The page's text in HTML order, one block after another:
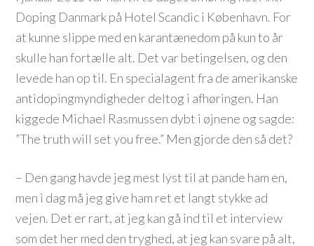
Doping Danmark på Hotel Scandic i København. For
at kunne slippe med en karantænedom på kun to år
skulle han fortælle alt. Det var betingelsen, og den
levede han op til. En specialagent fra de amerikanske
antidopingmyndigheder deltog i afhøringen. Han
kiggede Michael Rasmussen dybt i øjnene og sagde:
”The truth will set you free.” Men gjorde den så det?
– Den gang havde jeg mest lyst til at pande ham en,
men i dag må jeg give ham ret et langt stykke ad
vejen. Det er rart, at jeg kan gå ind til et interview
som det her med den tryghed, at jeg kan svare på alt,